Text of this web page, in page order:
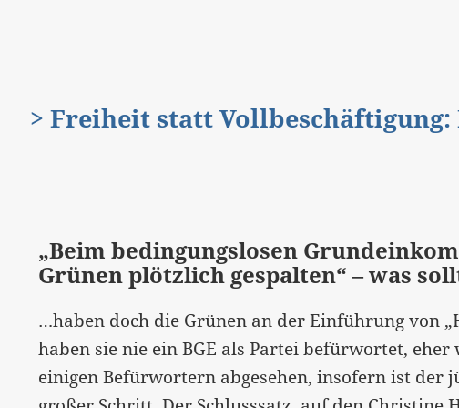
> Freiheit statt
„Beim bedingungslosen
Grünen plötzlich gespalten“ – was
…haben doch die Grünen an der Einführung von
haben sie nie ein BGE als Partei befürwortet,
einigen Befürwortern abgesehen, insofern ist der